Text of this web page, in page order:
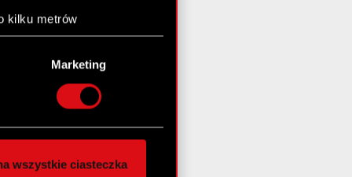
kilku metrów
(fingerprinting,
preferencje w
chwili.
i
innymi danymi
Marketing
wszystkie ciasteczka